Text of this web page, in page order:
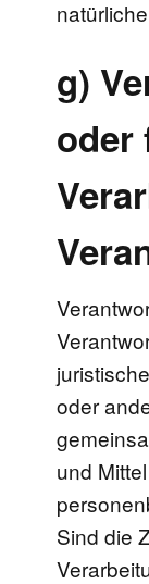
g)
oder
oder
und
Sind die